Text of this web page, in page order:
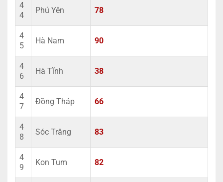
4
4
Phú Yên 78
4
5
Hà Nam 90
4
6
Hà Tĩnh 38
4
7
Đồng Tháp 66
4
8
Sóc Trăng 83
4
9
Kon Tum 82